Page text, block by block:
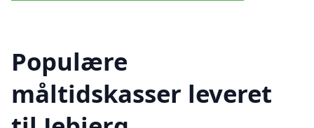
Populære
måltidskasser leveret